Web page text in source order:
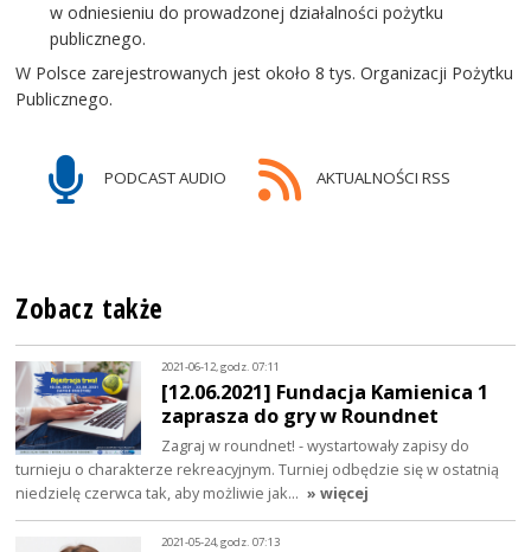
w odniesieniu do prowadzonej działalności pożytku
publicznego.
W Polsce zarejestrowanych jest około 8 tys. Organizacji Pożytku
Publicznego.
PODCAST AUDIO AKTUALNOŚCI RSS
Zobacz także
2021-06-12, godz. 07:11
[12.06.2021] Fundacja Kamienica 1
zaprasza do gry w Roundnet
Zagraj w roundnet! - wystartowały zapisy do
turnieju o charakterze rekreacyjnym. Turniej odbędzie się w ostatnią
niedzielę czerwca tak, aby możliwie jak… » więcej
2021-05-24, godz. 07:13